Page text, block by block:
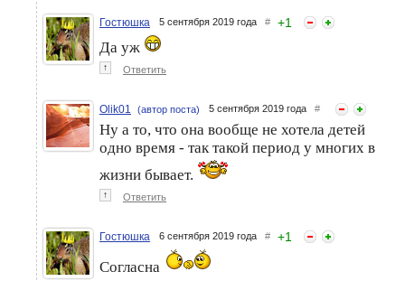
Гостюшка 5 сентября 2019 года # +1
Да уж
↑ Ответить
Olik01 (автор поста) 5 сентября 2019 года #
Ну а то, что она вообще не хотела детей
одно время - так такой период у многих в
жизни бывает.
↑ Ответить
Гостюшка 6 сентября 2019 года # +1
Согласна